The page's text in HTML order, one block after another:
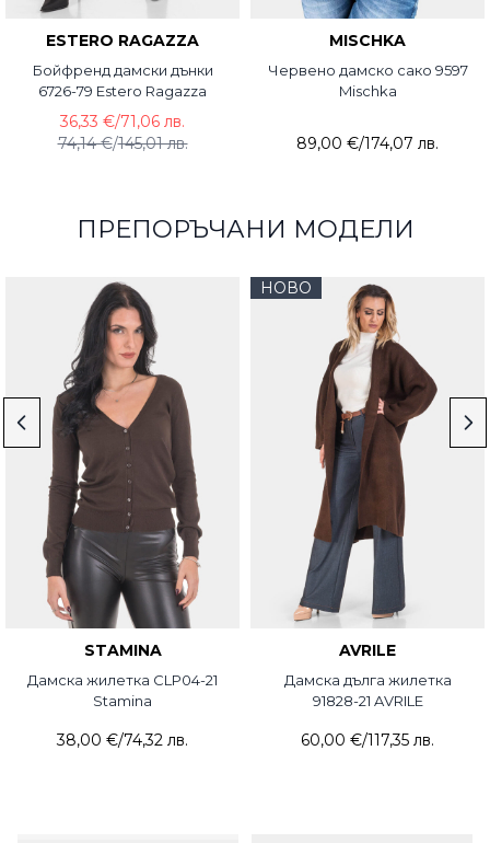
ESTERO RAGAZZA
Бойфренд дамски дънки
6726-79 Estero Ragazza
74,14 €/145,01 лв.
36,33 €/71,06 лв.
MISCHKA
Червено дамско сако 9597
Mischka
89,00 €/174,07 лв.
ПРЕПОРЪЧАНИ МОДЕЛИ
STAMINA
Дамска жилетка CLP04-21
Stamina
38,00 €/74,32 лв.
НОВО
AVRILE
Дамска дълга жилетка
91828-21 AVRILE
60,00 €/117,35 лв.